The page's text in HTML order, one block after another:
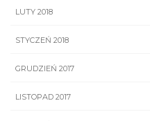
LUTY 2018
STYCZEŃ 2018
GRUDZIEŃ 2017
LISTOPAD 2017